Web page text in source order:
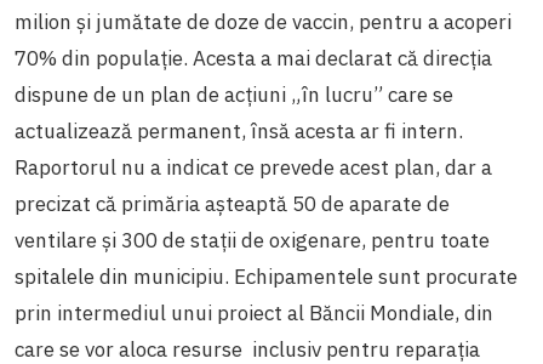
milion și jumătate de doze de vaccin, pentru a acoperi
70% din populație. Acesta a mai declarat că direcția
dispune de un plan de acțiuni „în lucru” care se
actualizează permanent, însă acesta ar fi intern.
Raportorul nu a indicat ce prevede acest plan, dar a
precizat că primăria așteaptă 50 de aparate de
ventilare și 300 de stații de oxigenare, pentru toate
spitalele din municipiu. Echipamentele sunt procurate
prin intermediul unui proiect al Băncii Mondiale, din
care se vor aloca resurse inclusiv pentru reparația